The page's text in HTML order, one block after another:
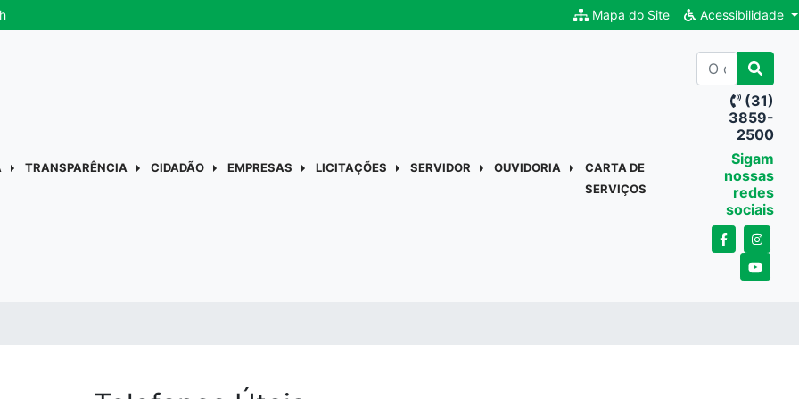
Mapa do Site Acessibilidade
TRANSPARÊNCIA CIDADÃO EMPRESAS LICITAÇÕES SERVIDOR OUVIDORIA
CARTA DE
SERVIÇOS
(31)
3859-
2500
Sigam
nossas
redes
sociais